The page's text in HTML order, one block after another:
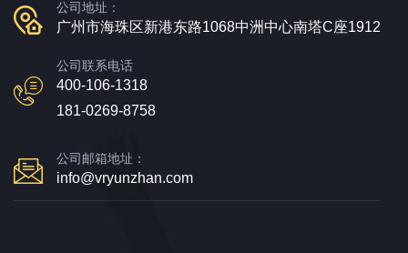
公司地址：
广州市海珠区新港东路1068中洲中心南塔C座1912
公司联系电话
400-106-1318
181-0269-8758
公司邮箱地址：
info@vryunzhan.com